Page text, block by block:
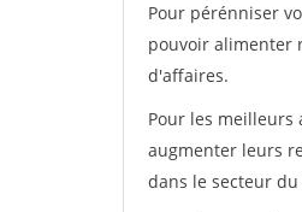
Pour pérénniser
pouvoir alimenter
d'affaires.
Pour les
augmenter leurs
dans le secteur